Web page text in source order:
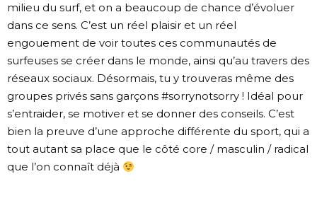
milieu du surf, et on a beaucoup de chance d’évoluer
dans ce sens. C’est un réel plaisir et un réel
engouement de voir toutes ces communautés de
surfeuses se créer dans le monde, ainsi qu’au travers des
réseaux sociaux. Désormais, tu y trouveras même des
groupes privés sans garçons #sorrynotsorry ! Idéal pour
s’entraider, se motiver et se donner des conseils. C’est
bien la preuve d’une approche différente du sport, qui a
tout autant sa place que le côté core / masculin / radical
que l’on connaît déjà